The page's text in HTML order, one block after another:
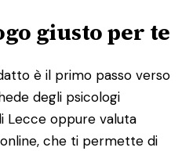
giusto per te
è il primo passo verso
degli psicologi
Lecce oppure valuta
che ti permette di